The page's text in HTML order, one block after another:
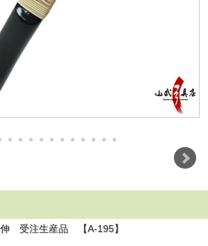
受注生産品 【A-195】